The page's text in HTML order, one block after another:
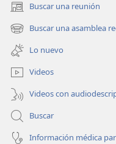
Buscar una reunión
(abre
una
nueva
ventana)
Buscar una asamblea
(abre
una
nueva
ventana)
Lo nuevo
Videos
Videos con
Buscar
Información médica